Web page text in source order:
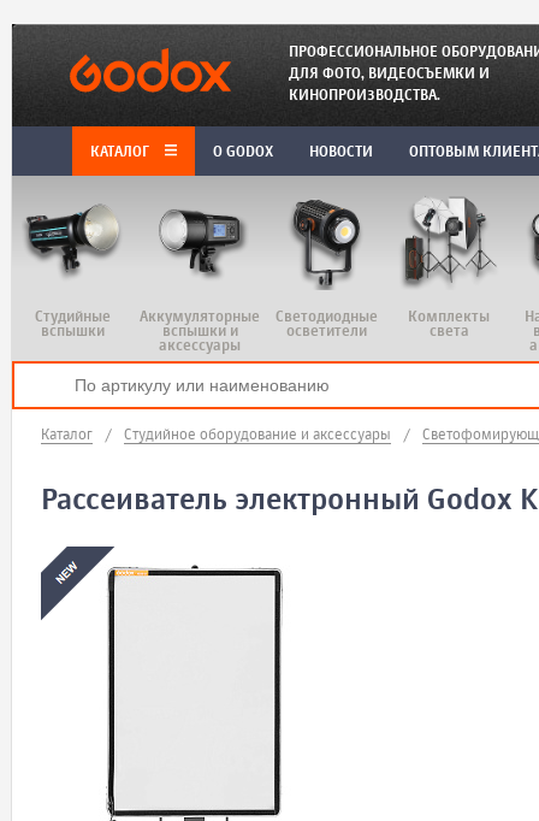
ПРОФЕССИОНАЛЬНОЕ
ДЛЯ ФОТО, ВИДЕОСЪЕМКИ И
КИНОПРОИЗВОДСТВА.
КАТАЛОГ O GODOX НОВОСТИ ОПТОВЫМ
Студийные
вспышки
Аккумуляторные
вспышки и
аксессуары
Светодиодные
осветители
Комплекты
света
Каталог / Студийное оборудование и аксессуары /
Рассеиватель электронный Godox